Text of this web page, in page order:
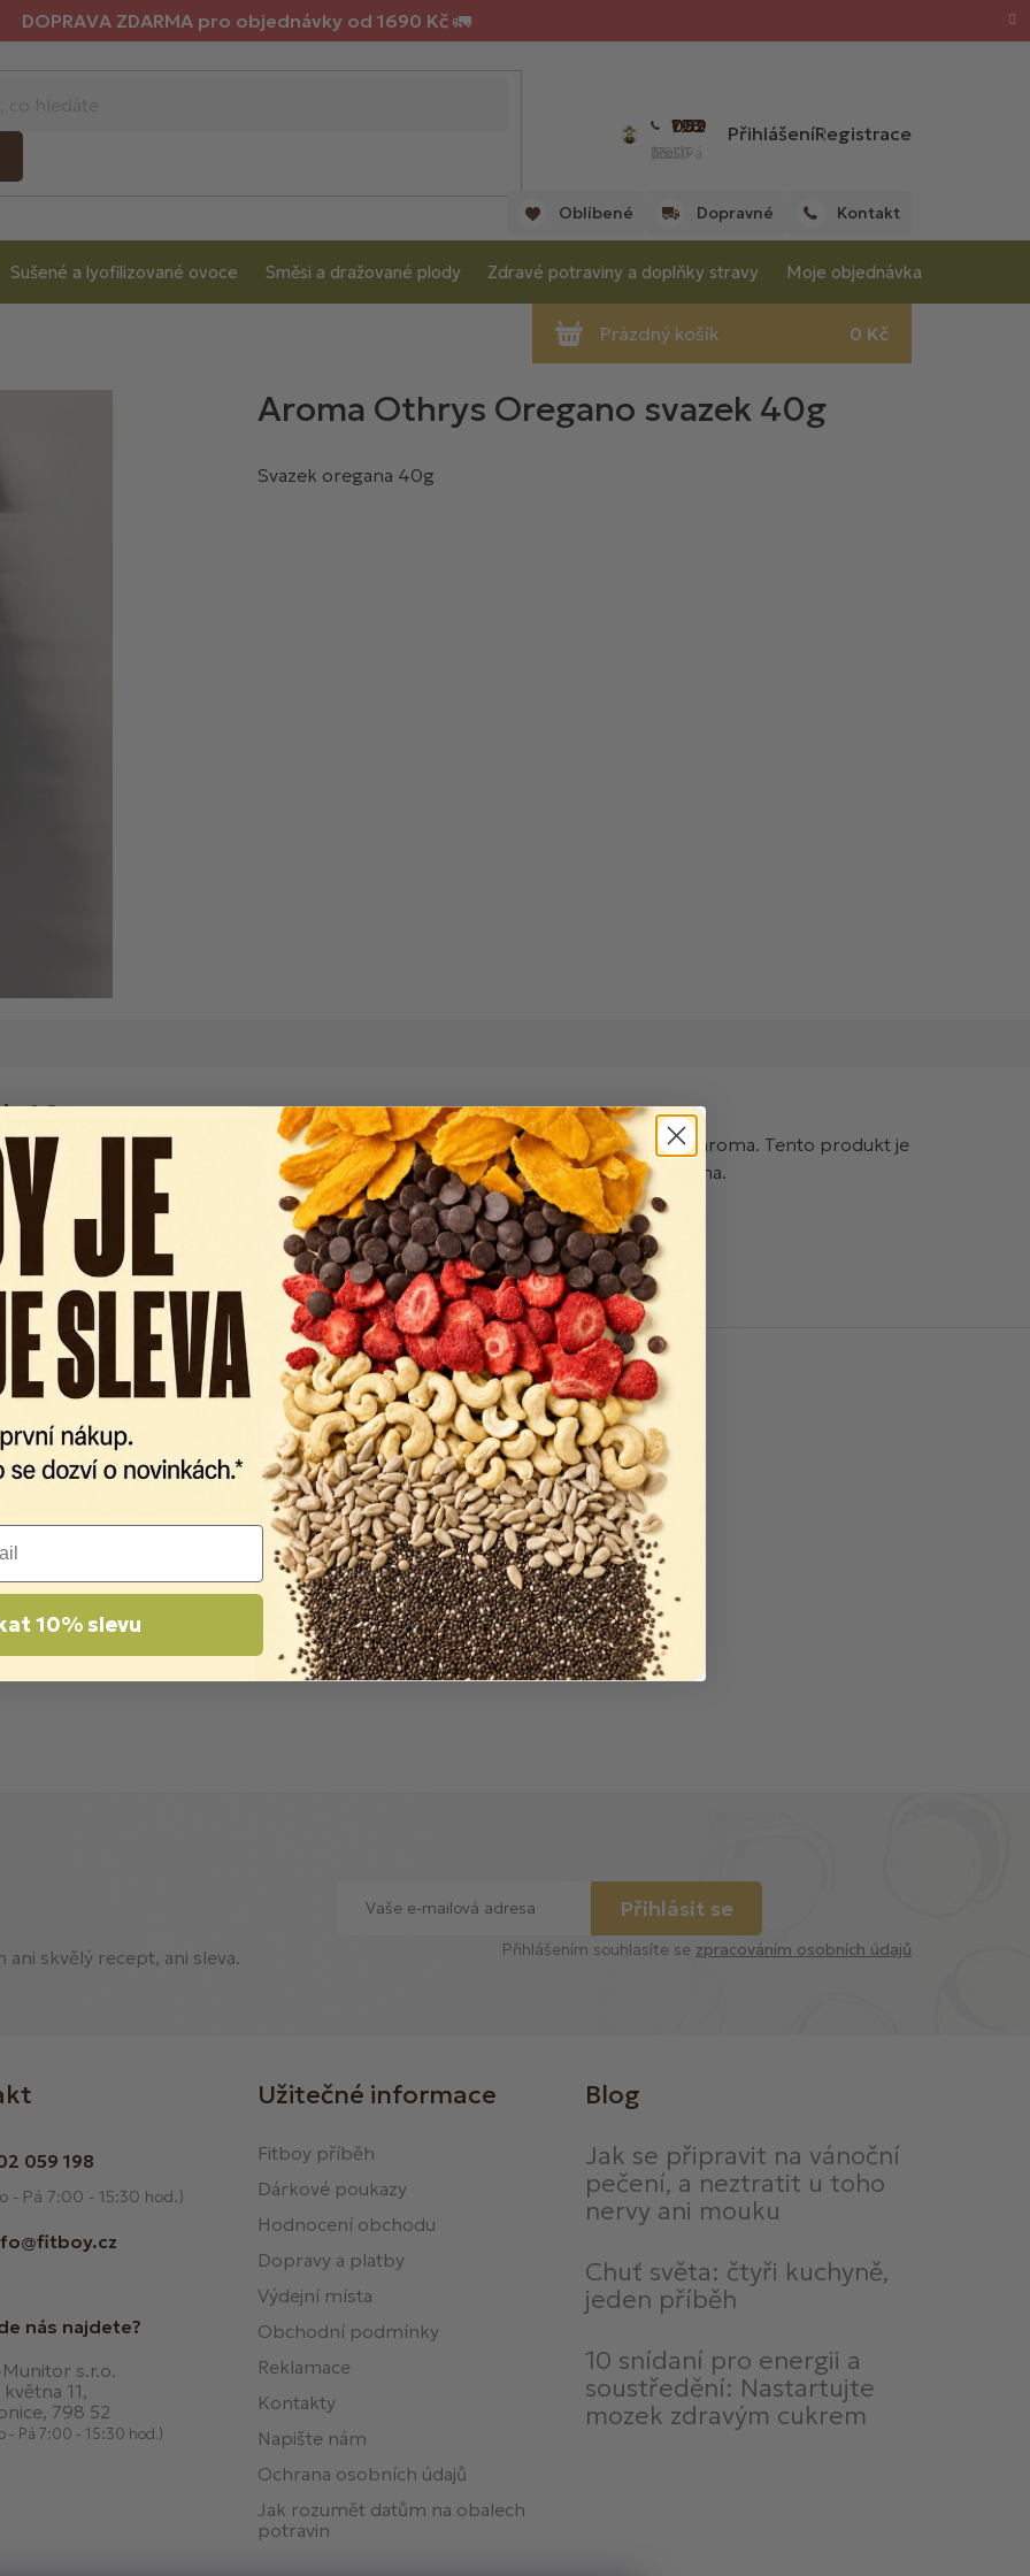
DOPRAVA ZDARMA pro objednávky od 1690 Kč 🚛
702 059 198
(Po - Pá 7:00 - 15:30 hod.)
PřihlášeníRegistrace
Oblíbené Dopravné Kontakt
Sušené a lyofilizované ovoce Směsi a dražované plody Zdravé potraviny a doplňky stravy Moje objednávka
Aroma Othrys Oregano svazek 40g
Svazek oregana 40g
40g
svazku, což znamená, že jde o čerstvé bylinky, které si zachovávají plnou chuť a aroma. Tento produkt je
dochucení salátů, omáček nebo jiných pokrmů, kde je potřeba svěží chuť oregana.
ani skvělý recept, ani sleva.
Přihlásit se
Přihlášením souhlasíte se zpracováním osobních údajů
059 198
- Pá 7:00 - 15:30 hod.)
nás najdete?
Munitor s.r.o.
května 11,
798 52
- Pá 7:00 - 15:30 hod.)
Užitečné informace
Fitboy příběh
Dárkové poukazy
Hodnocení obchodu
Dopravy a platby
Výdejní místa
Obchodní podmínky
Reklamace
Kontakty
Napište nám
Ochrana osobních údajů
Jak rozumět datům na obalech
potravin
Blog
Jak se připravit na vánoční
pečení, a neztratit u toho
nervy ani mouku
Chuť světa: čtyři kuchyně,
jeden příběh
10 snídaní pro energii a
soustředění: Nastartujte
mozek zdravým cukrem
10% slevu